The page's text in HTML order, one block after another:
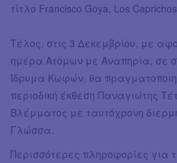
τίτλο Francisco Goya, Los Caprichos.
Τέλος, στις 3 Δεκεμβρίου, με
ημέρα Ατόμων με Αναπηρία, σε
Ίδρυμα Κωφών, θα
περιοδική έκθεση Παναγιώτης
Βλέμματος με ταυτόχρονη
Γλώσσα.
Περισσότερες πληροφορίες για